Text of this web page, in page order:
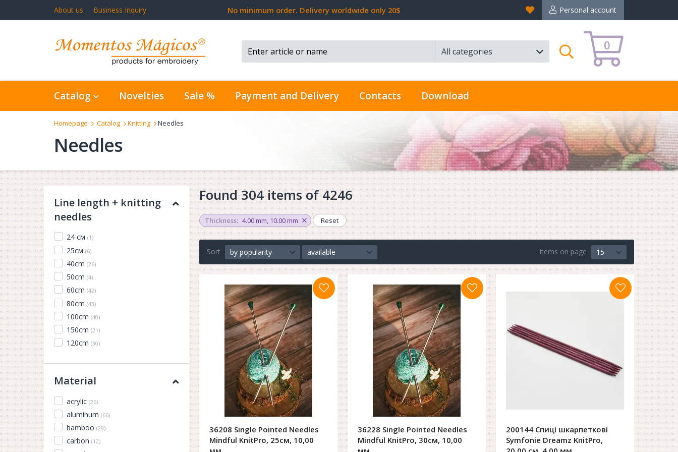
About us Business Inquiry No minimum order. Delivery worldwide only 20$ Personal account
Favorites
0
All categories
Search
Catalog Novelties Sale % Payment and Delivery Contacts Download
Homepage Catalog Knitting Needles
Needles
Line length + knitting
needles
24 см (1)
25см (6)
40cm (26)
50cm (4)
60cm (42)
80cm (43)
100cm (40)
150cm (21)
120cm (30)
Material
acrylic (26)
aluminum (66)
bamboo (29)
carbon (12)
Found 304 items of 4246
Thickness: 4.00 mm, 10.00 mm Reset
Sort by popularity available Items on page 15
36208 Single Pointed Needles
Mindful KnitPro, 25см, 10,00
36228 Single Pointed Needles
Mindful KnitPro, 30см, 10,00
200144 Спиці шкарпеткові
Symfonie Dreamz KnitPro,